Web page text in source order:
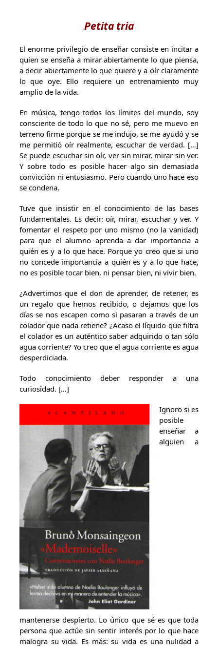
Petita tria
El enorme privilegio de enseñar consiste en incitar a
quien se enseña a mirar abiertamente lo que piensa,
a decir abiertamente lo que quiere y a oír claramente
lo que oye. Ello requiere un entrenamiento muy
amplio de la vida.
En música, tengo todos los límites del mundo, soy
consciente de todo lo que no sé, pero me muevo en
terreno firme porque se me indujo, se me ayudó y se
me permitió oír realmente, escuchar de verdad. […]
Se puede escuchar sin oír, ver sin mirar, mirar sin ver.
Y sobre todo es posible hacer algo sin demasiada
convicción ni entusiasmo. Pero cuando uno hace eso
se condena.
Tuve que insistir en el conocimiento de las bases
fundamentales. Es decir: oír, mirar, escuchar y ver. Y
fomentar el respeto por uno mismo (no la vanidad)
para que el alumno aprenda a dar importancia a
quién es y a lo que hace. Porque yo creo que si uno
no concede importancia a quién es y a lo que hace,
no es posible tocar bien, ni pensar bien, ni vivir bien.
¿Advertimos que el don de aprender, de retener, es
un regalo que hemos recibido, o dejamos que los
días se nos escapen como si pasaran a través de un
colador que nada retiene? ¿Acaso el líquido que filtra
el colador es un auténtico saber adquirido o tan sólo
agua corriente? Yo creo que el agua corriente es agua
desperdiciada.
Todo conocimiento deber responder a una
curiosidad. […]
Ignoro si es
posible
enseñar a
alguien a
mantenerse despierto. Lo único que sé es que toda
persona que actúe sin sentir interés por lo que hace
malogra su vida. Es más: su vida es una nulidad a